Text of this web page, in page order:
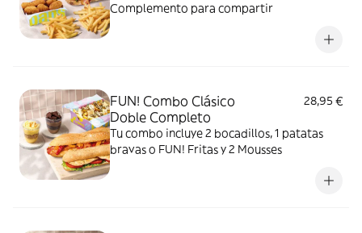
Complemento para compartir
FUN! Combo Clásico
Doble Completo
28,95 €
Tu combo incluye 2 bocadillos, 1 patatas
bravas o FUN! Fritas y 2 Mousses